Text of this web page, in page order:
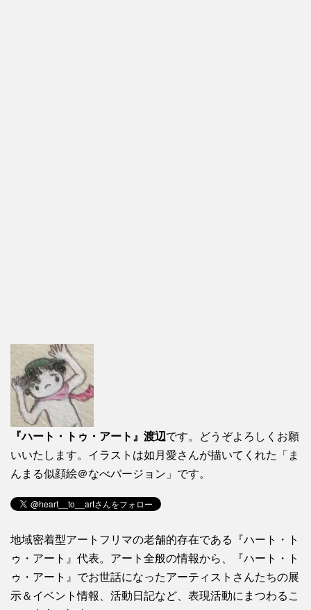
『ハート・トゥ・アート』渡辺です。どうぞよろしくお願
いいたします。イラストは如月愛さんが描いてくれた「ま
んまる似顔絵＠なべバージョン」です。
地域密着型アートフリマの老舗的存在である『ハート・ト
ゥ・アート』代表。アート全般の情報から、『ハート・ト
ゥ・アート』でお世話になったアーティストさんたちの展
示＆イベント情報、活動日記など、表現活動にまつわるこ